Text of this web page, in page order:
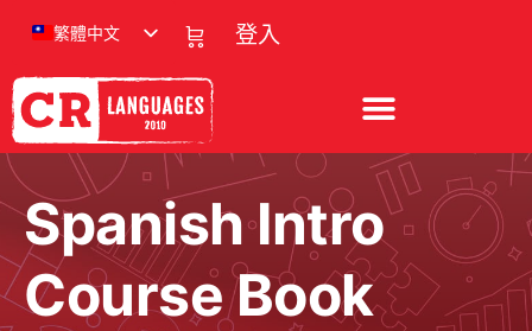
登入
繁體中文
Spanish Intro
Course Book